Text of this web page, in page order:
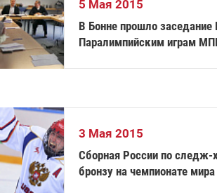
5 Мая 2015
В Бонне прошло заседание
Паралимпийским играм
3 Мая 2015
Сборная России по следж-
бронзу на чемпионате мира